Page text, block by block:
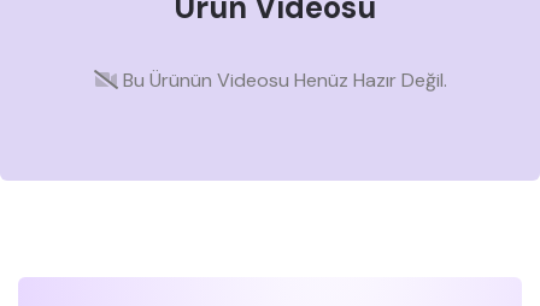
Bu Ürünün Videosu Henüz Hazır Değil.